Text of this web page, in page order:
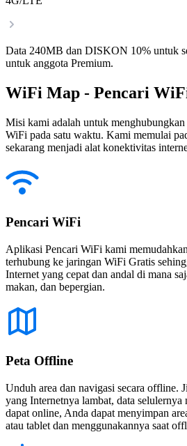
Data 240MB dan DISKON 10% untuk
untuk anggota Premium.
WiFi Map - Pencari
Misi kami adalah untuk
WiFi pada satu waktu. Kami memulai
sekarang menjadi alat konektivitas
Pencari WiFi
Aplikasi Pencari WiFi kami
terhubung ke jaringan WiFi Gratis
Internet yang cepat dan andal di mana
makan, dan bepergian.
Peta Offline
Unduh area dan navigasi secara offline.
yang Internetnya lambat, data selulernya
dapat online, Anda dapat menyimpan
atau tablet dan menggunakannya saat